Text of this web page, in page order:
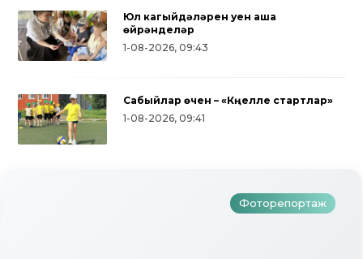
Юл кагыйдәләрен уен аша
өйрәнделәр
1-08-2026, 09:43
Сабыйлар өчен – «Күңелле стартлар»
1-08-2026, 09:41
Фоторепортаж